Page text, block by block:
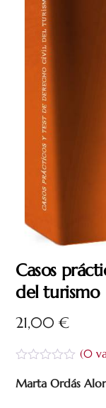
Casos
del turismo
21,00€
a
(0
Marta Ordás